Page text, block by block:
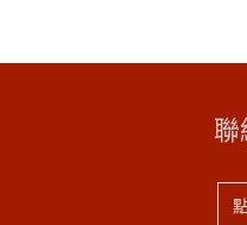
聯